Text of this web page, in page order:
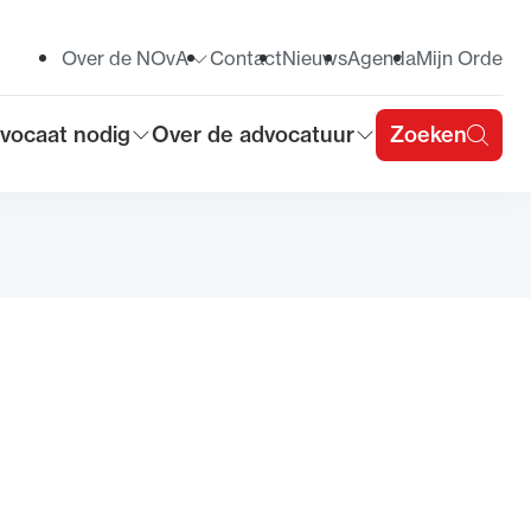
submenu voor
nodig
Toon submenu voor
Over de advocatuur Zoeken
Toon submenu voor
Over de NOvA ContactNieuwsAgendaMijn Orde